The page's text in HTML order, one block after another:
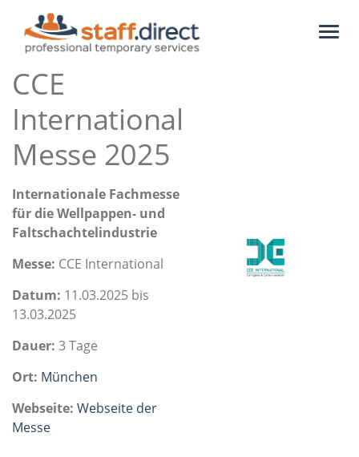
Toggle
CCE
International
Messe 2025
Internationale Fachmesse
für die Wellpappen- und
Faltschachtelindustrie
Messe: CCE International
Datum: 11.03.2025 bis
13.03.2025
Dauer: 3 Tage
Ort: München
Webseite: Webseite der
Messe